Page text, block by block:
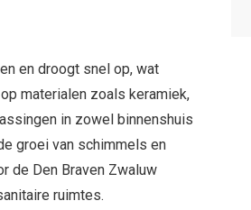
en droogt snel op, wat
materialen zoals keramiek,
in zowel binnenshuis
groei van schimmels en
de Den Braven Zwaluw
ruimtes.